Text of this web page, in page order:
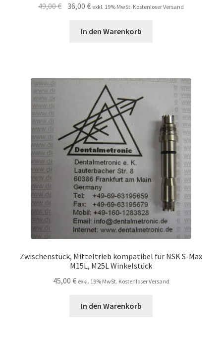
49,00€ Ursprünglicher
36,00€Aktueller
ist:
exkl. 19% MwSt. Kostenloser Versand
In den Warenkorb
Zwischenstück, Mitteltrieb kompatibel für NSK S-Max
M15L, M25L Winkelstück
45,00 € exkl. 19% MwSt. Kostenloser Versand
In den Warenkorb